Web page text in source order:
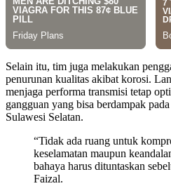
Selain itu, tim juga melakukan
penurunan kualitas akibat korosi.
menjaga performa transmisi tetap
gangguan yang bisa berdampak
Sulawesi Selatan.
“Tidak ada ruang untuk
keselamatan maupun
bahaya harus dituntaskan
Faizal.